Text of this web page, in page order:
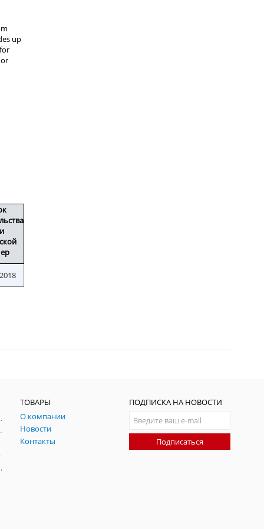
ГНСС
помех
помех
ТОВАРЫ
О компании
Новости
Контакты
ПОДПИСКА НА НОВОСТИ
Подписаться